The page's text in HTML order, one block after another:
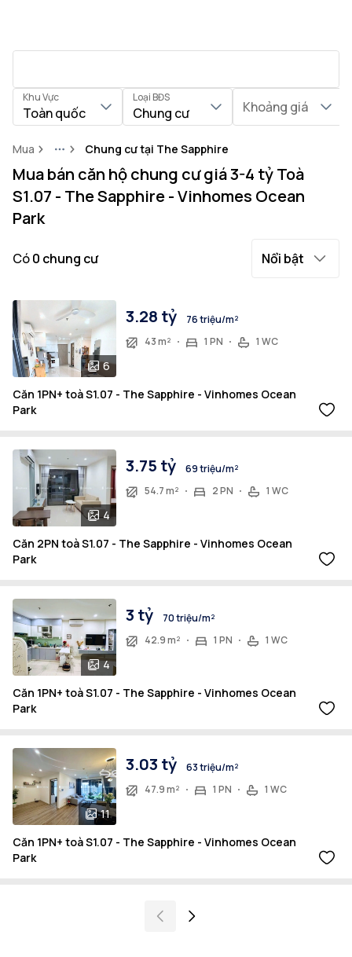
Khu Vực
Toàn quốc
Loại BĐS
Chung cư Khoảng giá
Mua MoreChung cư tại The Sapphire
Mua bán căn hộ chung cư giá 3-4 tỷ Toà
S1.07 - The Sapphire - Vinhomes Ocean
Park
Có0 chung cư Nổi bật
6
3.28 tỷ
76 triệu/m²
43 m²
1 PN 1 WC
Căn 1PN+ toà S1.07 - The Sapphire - Vinhomes Ocean
Park
4
3.75 tỷ
69 triệu/m²
54.7 m²
2 PN 1 WC
Căn 2PN toà S1.07 - The Sapphire - Vinhomes Ocean
Park
4
3 tỷ
70 triệu/m²
42.9 m²
1 PN 1 WC
Căn 1PN+ toà S1.07 - The Sapphire - Vinhomes Ocean
Park
11
3.03 tỷ
63 triệu/m²
47.9 m²
1 PN 1 WC
Căn 1PN+ toà S1.07 - The Sapphire - Vinhomes Ocean
Park